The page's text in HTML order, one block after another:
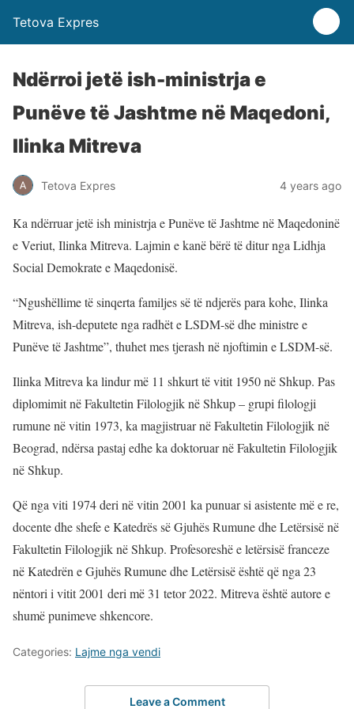
Tetova Expres
Ndërroi jetë ish-ministrja e
Punëve të Jashtme në Maqedoni,
Ilinka Mitreva
Tetova Expres 4 years ago
Ka ndërruar jetë ish ministrja e Punëve të Jashtme në Maqedoninë
e Veriut, Ilinka Mitreva. Lajmin e kanë bërë të ditur nga Lidhja
Social Demokrate e Maqedonisë.
“Ngushëllime të sinqerta familjes së të ndjerës para kohe, Ilinka
Mitreva, ish-deputete nga radhët e LSDM-së dhe ministre e
Punëve të Jashtme”, thuhet mes tjerash në njoftimin e LSDM-së.
Ilinka Mitreva ka lindur më 11 shkurt të vitit 1950 në Shkup. Pas
diplomimit në Fakultetin Filologjik në Shkup – grupi filologji
rumune në vitin 1973, ka magjistruar në Fakultetin Filologjik në
Beograd, ndërsa pastaj edhe ka doktoruar në Fakultetin Filologjik
në Shkup.
Që nga viti 1974 deri në vitin 2001 ka punuar si asistente më e re,
docente dhe shefe e Katedrës së Gjuhës Rumune dhe Letërsisë në
Fakultetin Filologjik në Shkup. Profesoreshë e letërsisë franceze
në Katedrën e Gjuhës Rumune dhe Letërsisë është që nga 23
nëntori i vitit 2001 deri më 31 tetor 2022. Mitreva është autore e
shumë punimeve shkencore.
Categories: Lajme nga vendi
Leave a Comment